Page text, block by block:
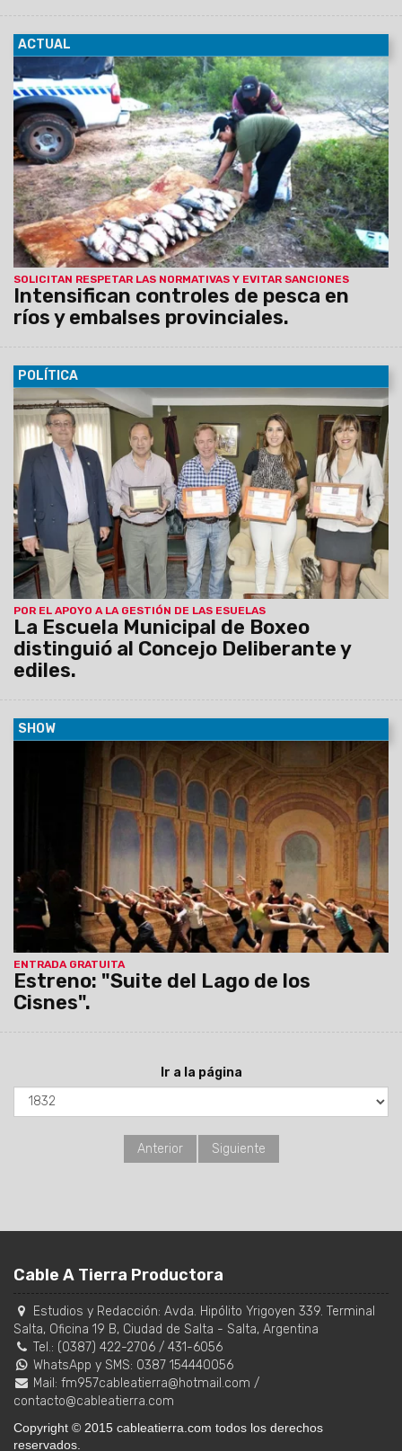
ACTUAL
SOLICITAN RESPETAR LAS NORMATIVAS Y EVITAR SANCIONES
Intensifican controles de pesca en
ríos y embalses provinciales.
23/10/2015 La veda para la pesca deportiva rige en los ríos
Bermejo, sus afluentes, Pescado, Pilcomayo, los embalses
Las Lomitas, Campo Alegre y los sectores norte y sur del
dique Cabra Corral.
POLÍTICA
POR EL APOYO A LA GESTIÓN DE LAS ESUELAS
La Escuela Municipal de Boxeo
distinguió al Concejo Deliberante y
ediles.
23/10/2015 El director de las Escuelas Municipales de
Boxeo, Jaime Muñoz, hizo entrega hoy de distinciones tanto
al titular del CD, Ricardo Villada, como a los ediles Mario
Moreno (PV), Romina Arroyo (SD) y Eliana Chuchuy (PJ) en
agradecimiento al apoyo que el Concejo Deliberante y la
Comisión de Deportes otorgaron a la gestión de las Escuelas.
SHOW
ENTRADA GRATUITA
Estreno: "Suite del Lago de los
Cisnes".
Por primera vez, el Ballet de la Provincia de
Salta presenta: "Suite del Lago de los Cisnes" en dos Actos.
Ir a la página
Anterior Siguiente
Cable A Tierra Productora
Estudios y Redacción: Avda. Hipólito Yrigoyen 339. Terminal
Salta, Oficina 19 B, Ciudad de Salta - Salta, Argentina
Tel.: (0387) 422-2706 / 431-6056
WhatsApp y SMS: 0387 154440056
Mail: fm957cableatierra@hotmail.com /
contacto@cableatierra.com
Copyright © 2015 cableatierra.com todos los derechos
reservados.